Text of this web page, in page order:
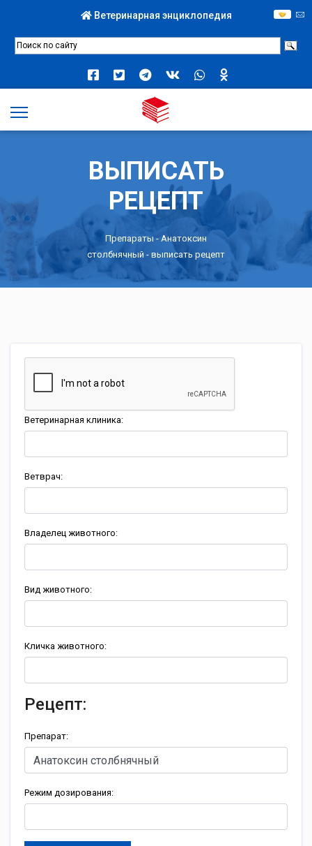
Ветеринарная энциклопедия
ВЫПИСАТЬ
РЕЦЕПТ
Препараты - Анатоксин
столбнячный - выписать рецепт
Ветеринарная клиника:
Ветврач:
Владелец животного:
Вид животного:
Кличка животного:
Рецепт:
Препарат:
Режим дозирования: